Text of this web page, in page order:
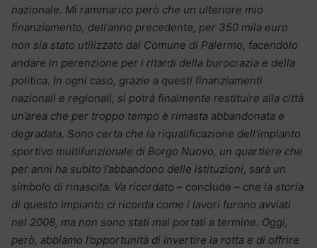
nazionale. Mi rammarico però che un ulteriore mio
finanziamento, dell’anno precedente, per 350 mila euro
non sia stato utilizzato dal Comune di Palermo, facendolo
andare in perenzione per i ritardi della burocrazia e della
politica. In ogni caso, grazie a questi finanziamenti
nazionali e regionali, si potrà finalmente restituire alla città
un’area che per troppo tempo è rimasta abbandonata e
degradata. Sono certa che la riqualificazione dell’impianto
sportivo multifunzionale di Borgo Nuovo, un quartiere che
per anni ha subito l’abbandono delle istituzioni, sarà un
simbolo di rinascita. Va ricordato – conclude – che la storia
di questo impianto ci ricorda come i lavori furono avviati
nel 2008, ma non sono stati mai portati a termine. Oggi,
però, abbiamo l’opportunità di invertire la rotta e di offrire